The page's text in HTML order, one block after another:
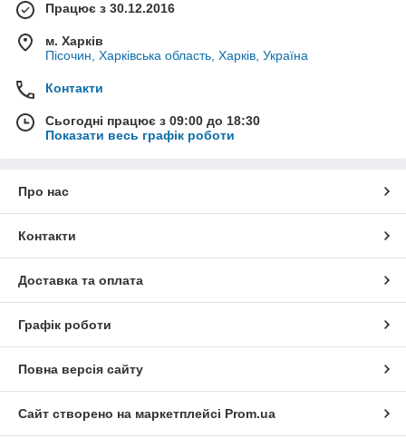
Працює з 30.12.2016
м. Харків
Пісочин, Харківська область, Харків, Україна
Контакти
Сьогодні працює з 09:00 до 18:30
Показати весь графік роботи
Про нас
Контакти
Доставка та оплата
Графік роботи
Повна версія сайту
Сайт створено на маркетплейсі Prom.ua